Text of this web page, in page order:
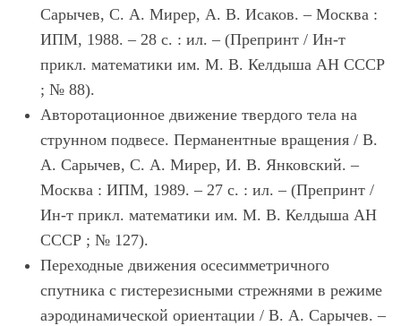
Сарычев, С. А. Мирер, А. В. Исаков. – Москва :
ИПМ, 1988. – 28 с. : ил. – (Препринт / Ин-т
прикл. математики им. М. В. Келдыша АН СССР
; № 88).
Авторотационное движение твердого тела на
струнном подвесе. Перманентные вращения / В.
А. Сарычев, С. А. Мирер, И. В. Янковский. –
Москва : ИПМ, 1989. – 27 с. : ил. – (Препринт /
Ин-т прикл. математики им. М. В. Келдыша АН
СССР ; № 127).
Переходные движения осесимметричного
спутника с гистерезисными стрежнями в режиме
аэродинамической ориентации / В. А. Сарычев. –